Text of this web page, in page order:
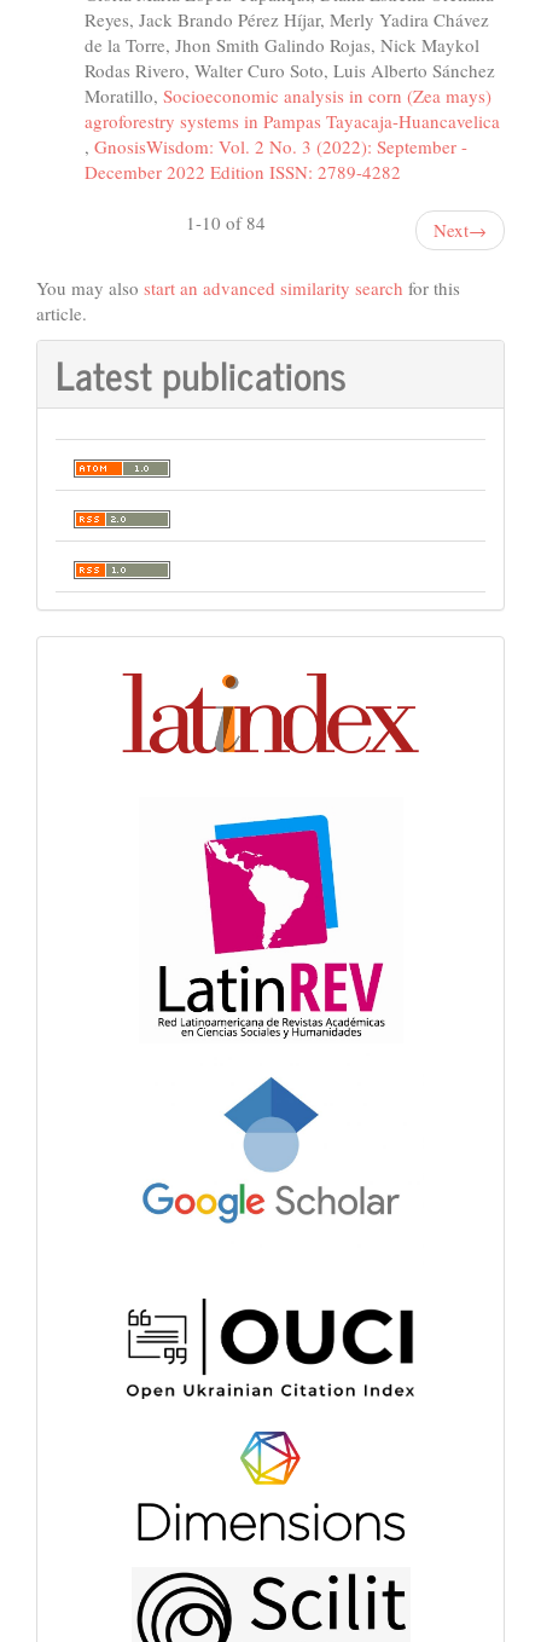
Reyes, Jack Brando Pérez Híjar, Merly Yadira Chávez
de la Torre, Jhon Smith Galindo Rojas, Nick Maykol
Rodas Rivero, Walter Curo Soto, Luis Alberto Sánchez
Moratillo, Socioeconomic analysis in corn (Zea mays)
agroforestry systems in Pampas Tayacaja-Huancavelica
, GnosisWisdom: Vol. 2 No. 3 (2022): September -
December 2022 Edition ISSN: 2789-4282
1-10 of 84 Next→
You may also start an advanced similarity search for this
article.
Latest publications
Indexación